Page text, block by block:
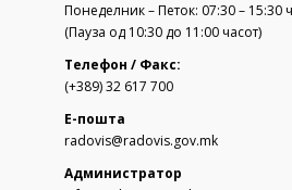
Понеделник – Петок: 07:30 – 15:30
(Пауза од 10:30 до 11:00 часот)
Телефон / Факс:
(+389) 32 617 700
Е-пошта
radovis@radovis.gov.mk
Администратор